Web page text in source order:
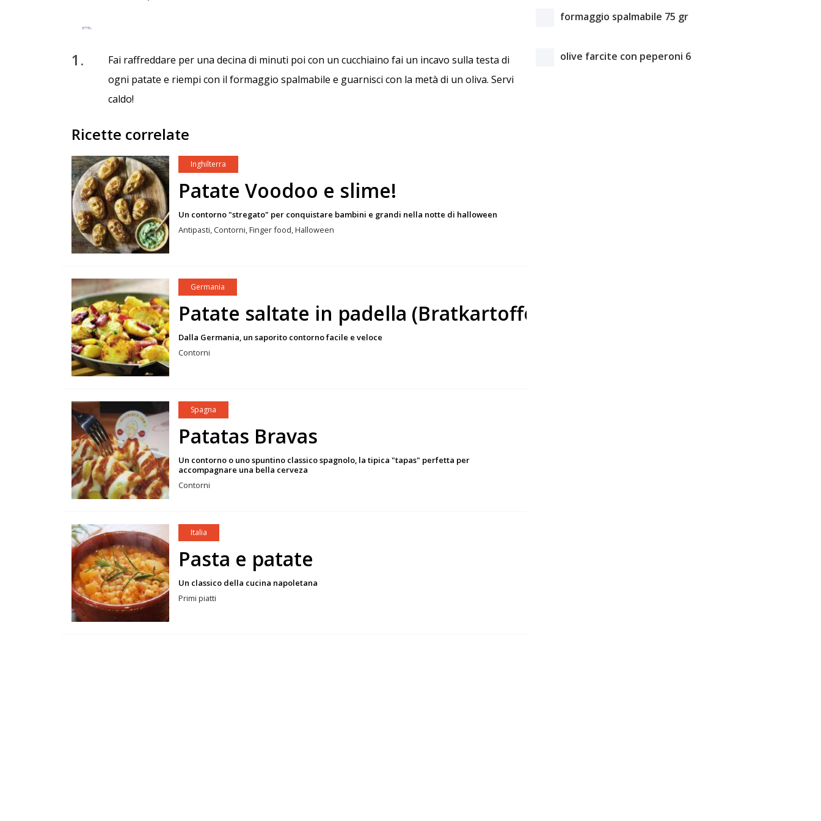
1.
Fai raffreddare per una decina di minuti poi con un cucchiaino fai un incavo sulla testa di
ogni patate e riempi con il formaggio spalmabile e guarnisci con la metà di un oliva. Servi
caldo!
Ricette correlate
Inghilterra
Patate Voodoo e slime!
Un contorno "stregato" per conquistare bambini e grandi nella notte di halloween
Antipasti, Contorni, Finger food, Halloween
Germania
Patate saltate in padella (Bratkartoffeln)
Dalla Germania, un saporito contorno facile e veloce
Contorni
Spagna
Patatas Bravas
Un contorno o uno spuntino classico spagnolo, la tipica "tapas" perfetta per
accompagnare una bella cerveza
Contorni
Italia
Pasta e patate
Un classico della cucina napoletana
Primi piatti
formaggio spalmabile 75 gr
olive farcite con peperoni 6